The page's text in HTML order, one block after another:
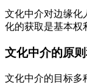
文化中介对边缘化
化的获取是基本权
文化中介的原
文化中介的目标多